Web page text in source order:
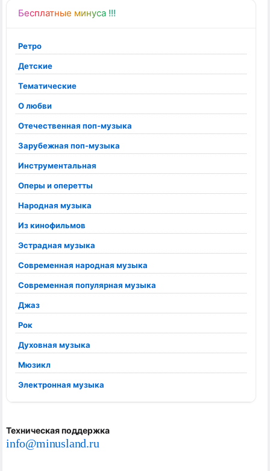
Бесплатные минуса !!!
Ретро
Детские
Тематические
О любви
Отечественная поп-музыка
Зарубежная поп-музыка
Инструментальная
Оперы и оперетты
Народная музыка
Из кинофильмов
Эстрадная музыка
Современная народная музыка
Современная популярная музыка
Джаз
Рок
Духовная музыка
Мюзикл
Электронная музыка
Техническая поддержка
info@minusland.ru